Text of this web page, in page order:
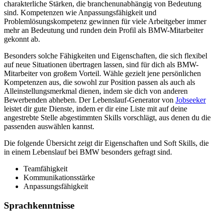
charakterliche Stärken, die branchenunabhängig von Bedeutung
sind. Kompetenzen wie Anpassungsfähigkeit und
Problemlösungskompetenz gewinnen für viele Arbeitgeber immer
mehr an Bedeutung und runden dein Profil als BMW-Mitarbeiter
gekonnt ab.
Besonders solche Fähigkeiten und Eigenschaften, die sich flexibel
auf neue Situationen übertragen lassen, sind für dich als BMW-
Mitarbeiter von großem Vorteil. Wähle gezielt jene persönlichen
Kompetenzen aus, die sowohl zur Position passen als auch als
Alleinstellungsmerkmal dienen, indem sie dich von anderen
Bewerbenden abheben. Der Lebenslauf-Generator von Jobseeker
leistet dir gute Dienste, indem er dir eine Liste mit auf deine
angestrebte Stelle abgestimmten Skills vorschlägt, aus denen du die
passenden auswählen kannst.
Die folgende Übersicht zeigt dir Eigenschaften und Soft Skills, die
in einem Lebenslauf bei BMW besonders gefragt sind.
Teamfähigkeit
Kommunikationsstärke
Anpassungsfähigkeit
Sprachkenntnisse